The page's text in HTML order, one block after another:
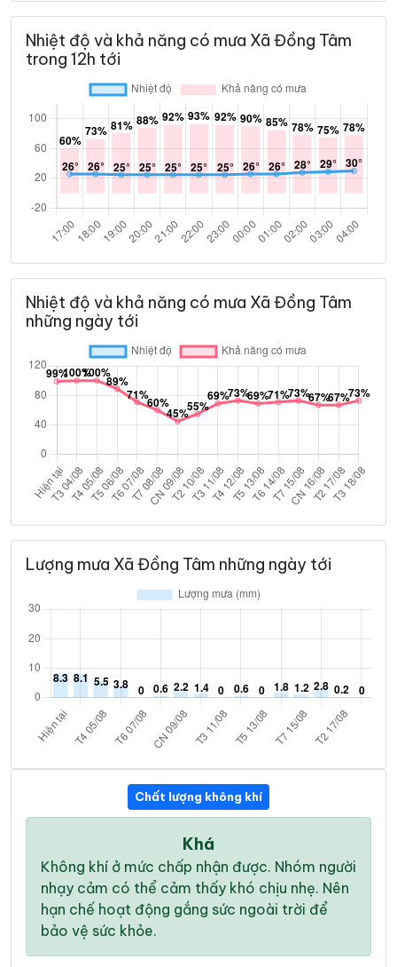
Nhiệt độ và khả năng có mưa Xã Đồng Tâm
trong 12h tới
Nhiệt độ và khả năng có mưa Xã Đồng Tâm
những ngày tới
Lượng mưa Xã Đồng Tâm những ngày tới
Chất lượng không khí
Khá
Không khí ở mức chấp nhận được. Nhóm người
nhạy cảm có thể cảm thấy khó chịu nhẹ. Nên
hạn chế hoạt động gắng sức ngoài trời để
bảo vệ sức khỏe.